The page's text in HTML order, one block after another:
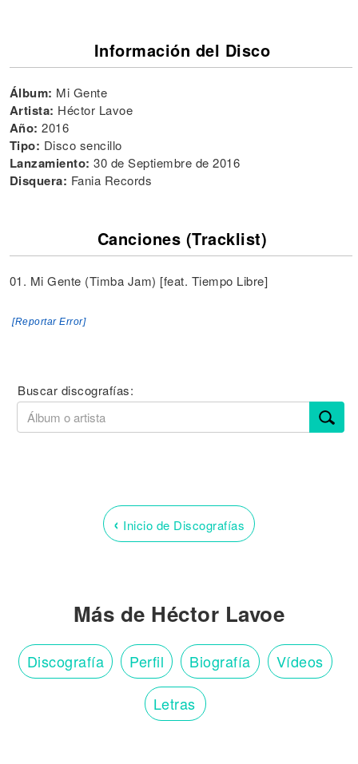
Información del Disco
Álbum: Mi Gente
Artista: Héctor Lavoe
Año: 2016
Tipo: Disco sencillo
Lanzamiento: 30 de Septiembre de 2016
Disquera: Fania Records
Canciones (Tracklist)
01. Mi Gente (Timba Jam) [feat. Tiempo Libre]
[Reportar Error]
Buscar discografías:
‹ Inicio de Discografías
Más de Héctor Lavoe
Discografía Perfil Biografía Vídeos
Letras